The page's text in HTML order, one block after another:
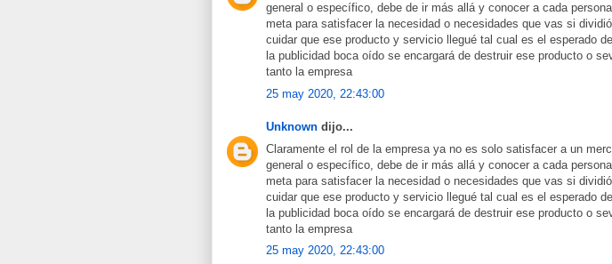
general o específico, debe de ir más allá y conocer a cada
meta para satisfacer la necesidad o necesidades que vas si
cuidar que ese producto y servicio llegué tal cual es el esperado
la publicidad boca oído se encargará de destruir ese producto o
tanto la empresa
25 may 2020, 22:43:00
Unknown dijo...
Claramente el rol de la empresa ya no es solo satisfacer a un
general o específico, debe de ir más allá y conocer a cada
meta para satisfacer la necesidad o necesidades que vas si
cuidar que ese producto y servicio llegué tal cual es el esperado
la publicidad boca oído se encargará de destruir ese producto o
tanto la empresa
25 may 2020, 22:43:00